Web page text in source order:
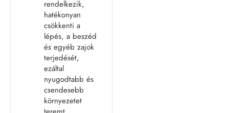
rendelkezik,
hatékonyan
csökkenti a
lépés, a beszéd
és egyéb zajok
terjedését,
ezáltal
nyugodtabb és
csendesebb
környezetet